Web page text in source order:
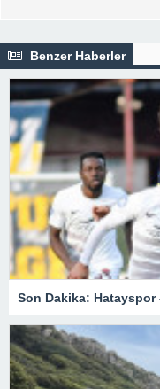
Benzer Haberler
Son Dakika: Hatayspor